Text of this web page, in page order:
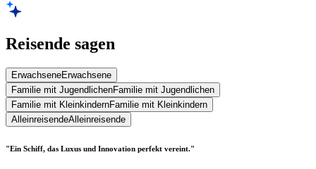
Reisende sagen
ErwachseneErwachsene
Familie mit JugendlichenFamilie mit Jugendlichen
Familie mit KleinkindernFamilie mit Kleinkindern
AlleinreisendeAlleinreisende
"Ein Schiff, das Luxus und Innovation perfekt vereint."